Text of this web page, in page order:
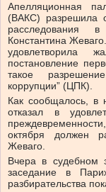
Апелляционная
(ВАКС) разрешила
расследования
Константина
удовлетворила
постановление
такое
коррупции” (ЦПК).
Как сообщалось, в
отказал в
октября должен
Жеваго.
Вчера в судебном
заседание в
разбирательства